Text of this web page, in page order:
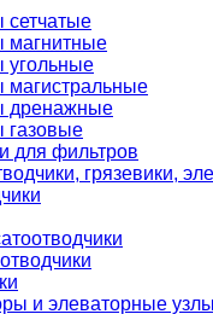
сетчатые
магнитные
угольные
магистральные
дренажные
газовые
для фильтров
грязевики,
и элеваторные узлы